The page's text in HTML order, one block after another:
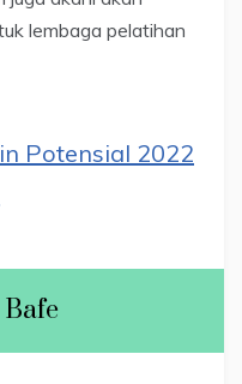
lembaga pelatihan
Potensial 2022